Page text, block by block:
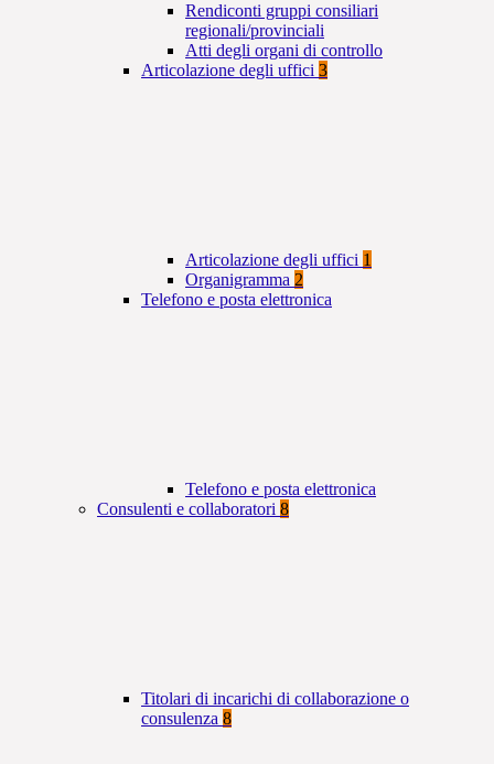
Rendiconti gruppi consiliari
regionali/provinciali
Atti degli organi di controllo
Articolazione degli uffici 3
Articolazione degli uffici 1
Organigramma 2
Telefono e posta elettronica
Telefono e posta elettronica
Consulenti e collaboratori 8
Titolari di incarichi di collaborazione o
consulenza 8